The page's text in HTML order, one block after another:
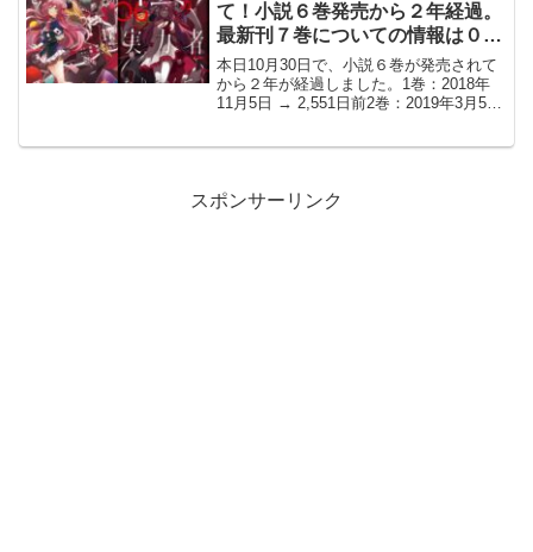
て！小説６巻発売から２年経過。
最新刊７巻についての情報は０。
劇場版残響編では…
本日10月30日で、小説６巻が発売されて
から２年が経過しました。1巻：2018年
11月5日 → 2,551日前2巻：2019年3月5日
スポンサーリンク